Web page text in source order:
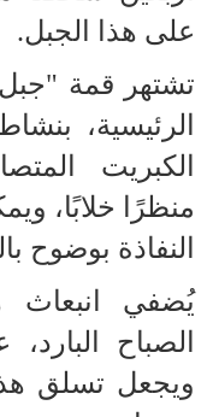
على هذا الجبل.
تشتهر قمة "جبل
الرئيسية،
الكبريت
منظرًا خلابًا،
النفاذة بوضوح
يُضفي انبعاث
الصباح
ويجعل تسلق